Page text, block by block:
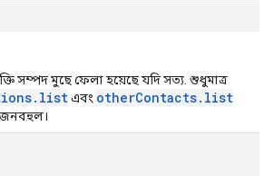
সম্পদ মুছে ফেলা হয়েছে যদি সত্য. শুধুমাত্র
এবং otherContacts.list
জনবহুল।